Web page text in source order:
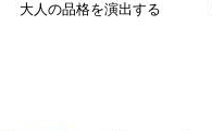
大人の品格を演出する